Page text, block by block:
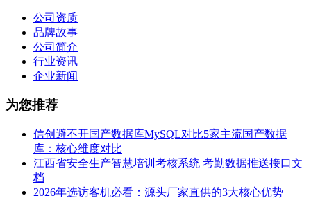
公司资质
品牌故事
公司简介
行业资讯
企业新闻
为您推荐
信创避不开国产数据库MySQL对比5家主流国产数据
库：核心维度对比
江西省安全生产智慧培训考核系统 考勤数据推送接口文
档
2026年选访客机必看：源头厂家直供的3大核心优势